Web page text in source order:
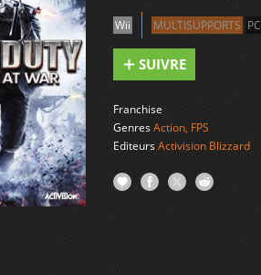
Wii MULTISUPPORTS PC
SUIVRE
Franchise
GenresAction, FPS
EditeursActivision Blizzard